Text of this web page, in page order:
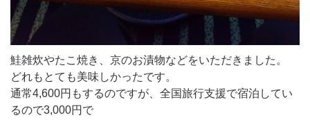
鮭雑炊やたこ焼き、京のお漬物などをいただきました。
どれもとても美味しかったです。
通常4,600円もするのですが、全国旅行支援で宿泊してい
るので3,000円で